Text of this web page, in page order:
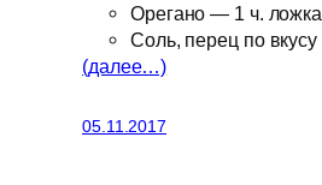
Орегано — 1 ч. ложка
Соль, перец по вкусу
(далее…)
05.11.2017